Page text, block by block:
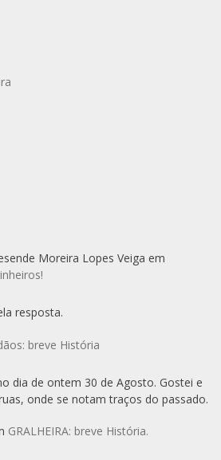
Moreira Lopes Veiga em
resposta.
breve História
dia de ontem 30 de Agosto. Gostei e
onde se notam traços do passado.
GRALHEIRA: breve História.